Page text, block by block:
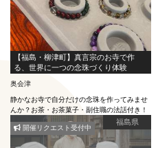
【福島・柳津町】真言宗のお寺で作
る、世界に一つの念珠づくり体験
奥会津
静かなお寺で自分だけの念珠を作ってみませ
んか？お茶・お茶菓子・副住職の法話付き！
福島県
開催リクエスト受付中